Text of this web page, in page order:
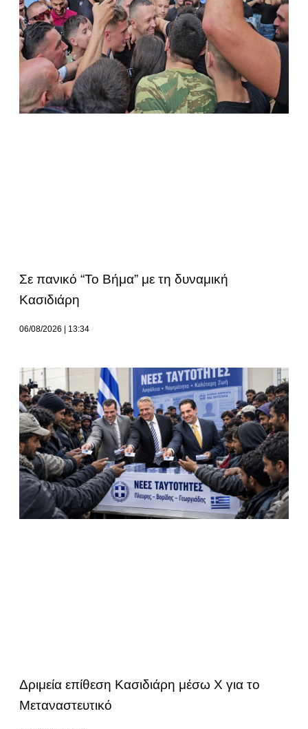
Σε πανικό “Το Βήμα” με τη δυναμική
Κασιδιάρη
06/08/2026 13:34
Δριμεία επίθεση Κασιδιάρη μέσω Χ για το
Μεταναστευτικό